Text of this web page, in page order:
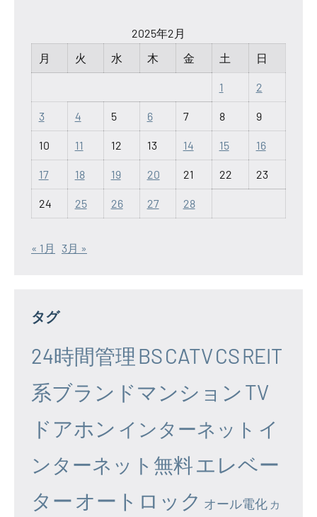
2025年2月
月
火 水 木 金 土 日
1 2
3 4 5 6 7 8 9
10 11 12 13 14 15 16
17 18 19 20 21 22 23
24 25 26 27 28
« 1月 3月 »
タグ
24時間管理 BSCATVCSREIT
系ブランドマンション TV
ドアホン インターネット イ
ンターネット無料エレベー
ター オートロック オール電化 カ